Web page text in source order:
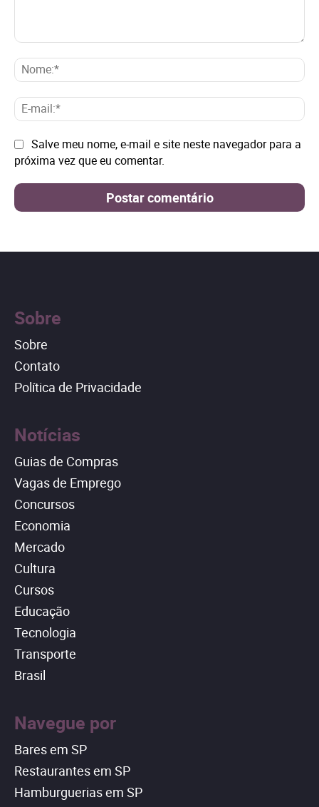
E-
Site: Salve meu nome, e-mail e site neste navegador para a
próxima vez que eu comentar.
Sobre
Sobre
Contato
Política de Privacidade
Notícias
Guias de Compras
Vagas de Emprego
Concursos
Economia
Mercado
Cultura
Cursos
Educação
Tecnologia
Transporte
Brasil
Navegue por
Bares em SP
Restaurantes em SP
Hamburguerias em SP